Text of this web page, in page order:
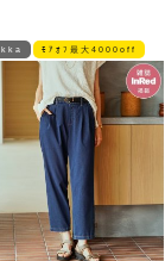
ﾓｱｵﾌ最大4000off